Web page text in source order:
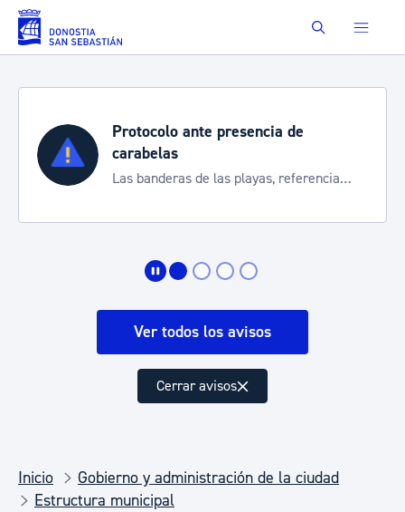
Saltar al contenido principal Buscar
Protocolo ante presencia de
carabelas
Las banderas de las playas, referencia
Ver todos los avisos
Cerrar avisos
Inicio
Gobierno y administración de la ciudad
Estructura municipal